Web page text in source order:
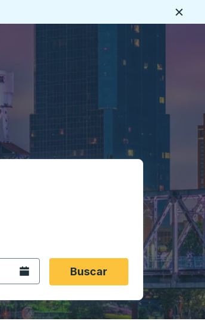
hasta la ciudad de origen que
y luego use las teclas de flecha
fecha Barra diagonal de mes de 2
Abra el calendario.Buscar